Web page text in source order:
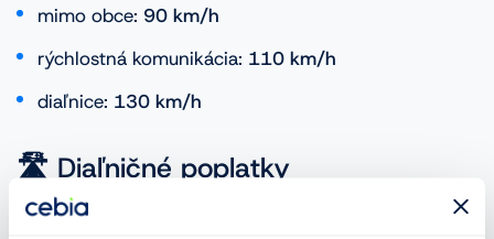
mimo obce: 90 km/h
rýchlostná komunikácia: 110 km/h
diaľnice: 130 km/h
🛣️ Diaľničné poplatky
Poplatky za využitie chorvátskych diaľnic sú